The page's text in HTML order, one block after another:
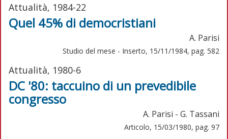
Attualità, 1984-22
Quel 45% di democristiani
A. Parisi
Studio del mese - Inserto, 15/11/1984, pag. 582
Attualità, 1980-6
DC '80: taccuino di un prevedibile
congresso
A. Parisi - G. Tassani
Articolo, 15/03/1980, pag. 97